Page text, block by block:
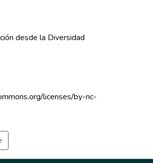
desde la Diversidad
licenses/by-nc-